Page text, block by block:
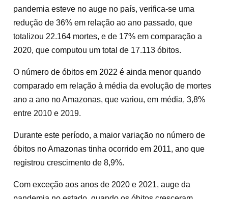
pandemia esteve no auge no país, verifica-se uma
redução de 36% em relação ao ano passado, que
totalizou 22.164 mortes, e de 17% em comparação a
2020, que computou um total de 17.113 óbitos.
O número de óbitos em 2022 é ainda menor quando
comparado em relação à média da evolução de mortes
ano a ano no Amazonas, que variou, em média, 3,8%
entre 2010 e 2019.
Durante este período, a maior variação no número de
óbitos no Amazonas tinha ocorrido em 2011, ano que
registrou crescimento de 8,9%.
Com exceção aos anos de 2020 e 2021, auge da